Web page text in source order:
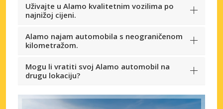
Uživajte u Alamo kvalitetnim vozilima po
najnižoj cijeni.
Alamo najam automobila s neograničenom
kilometražom.
Mogu li vratiti svoj Alamo automobil na
drugu lokaciju?